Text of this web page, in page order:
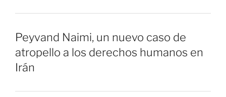
Peyvand Naimi, un nuevo caso de
atropello a los derechos humanos en
Irán